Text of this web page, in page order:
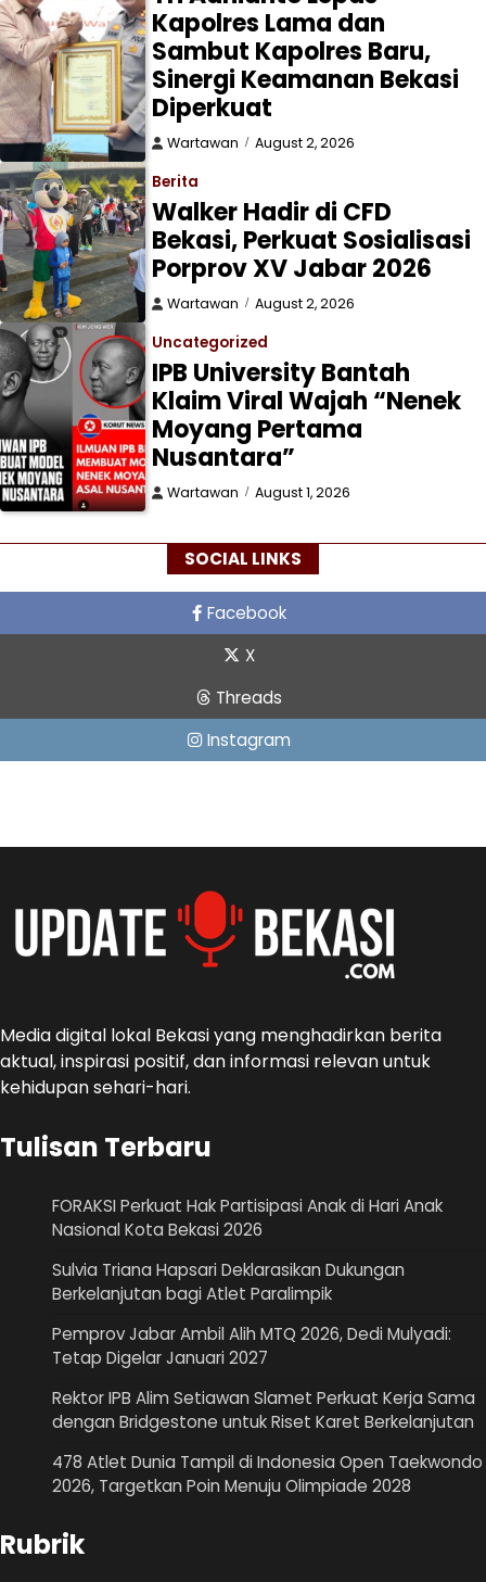
Kapolres Lama dan
Sambut Kapolres Baru,
Sinergi Keamanan Bekasi
Diperkuat
Wartawan August 2, 2026
Berita
Walker Hadir di CFD
Bekasi, Perkuat Sosialisasi
Porprov XV Jabar 2026
Wartawan August 2, 2026
Uncategorized
IPB University Bantah
Klaim Viral Wajah “Nenek
Moyang Pertama
Nusantara”
Wartawan August 1, 2026
SOCIAL LINKS
Facebook
X
Threads
Instagram
Media digital lokal Bekasi yang menghadirkan berita
aktual, inspirasi positif, dan informasi relevan untuk
kehidupan sehari-hari.
Tulisan Terbaru
FORAKSI Perkuat Hak Partisipasi Anak di Hari Anak
Nasional Kota Bekasi 2026
Sulvia Triana Hapsari Deklarasikan Dukungan
Berkelanjutan bagi Atlet Paralimpik
Pemprov Jabar Ambil Alih MTQ 2026, Dedi Mulyadi:
Tetap Digelar Januari 2027
Rektor IPB Alim Setiawan Slamet Perkuat Kerja Sama
dengan Bridgestone untuk Riset Karet Berkelanjutan
478 Atlet Dunia Tampil di Indonesia Open Taekwondo
2026, Targetkan Poin Menuju Olimpiade 2028
Rubrik